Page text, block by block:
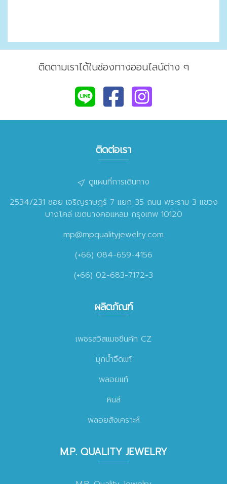
ติดตามเราได้ในช่องทางออนไลน์ต่าง ๆ
ติดต่อเรา
ดูแผนที่การเดินทาง
2534/231 ซอย เจริญราษฎร์ 7 แยก 35 ถนน พระราม 3 แขวง
บางโคล่ เขตบางคอแหลม กรุงเทพ 10120
mp@mpqualityjewelry.com
(+66) 084-659-4156
(+66) 02-683-7172-3
ผลิตภัณฑ์
เพชรสวิสแมชชีนคัท CZ
มุกน้ำจืดแท้
พลอยแท้
หินสี
พลอยสังเคราะห์
M.P. QUALITY JEWELRY